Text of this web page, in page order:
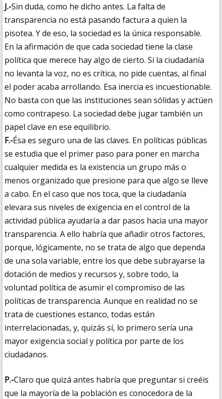
J.-Sin duda, como he dicho antes. La falta de
transparencia no está pasando factura a quien la
pisotea. Y de eso, la sociedad es la única responsable.
En la afirmación de que cada sociedad tiene la clase
política que merece hay algo de cierto. Si la ciudadanía
no levanta la voz, no es crítica, no pide cuentas, al final
el poder acaba arrollando. Esa inercia es incuestionable.
No basta con que las instituciones sean sólidas y actúen
como contrapeso. La sociedad debe jugar también un
papel clave en ese equilibrio.
F.-Ésa es seguro una de las claves. En políticas públicas
se estudia que el primer paso para poner en marcha
cualquier medida es la existencia un grupo más o
menos organizado que presione para que algo se lleve
a cabo. En el caso que nos toca, que la ciudadanía
elevara sus niveles de exigencia en el control de la
actividad pública ayudaría a dar pasos hacia una mayor
transparencia. A ello habría que añadir otros factores,
porque, lógicamente, no se trata de algo que dependa
de una sola variable, entre los que debe subrayarse la
dotación de medios y recursos y, sobre todo, la
voluntad política de asumir el compromiso de las
políticas de transparencia. Aunque en realidad no se
trata de cuestiones estanco, todas están
interrelacionadas, y, quizás sí, lo primero sería una
mayor exigencia social y política por parte de los
ciudadanos.
P.-Claro que quizá antes habría que preguntar si creéis
que la mayoría de la población es conocedora de la